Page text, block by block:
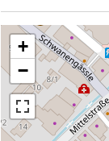
+
−